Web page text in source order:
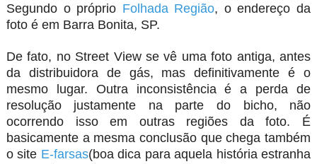
Segundo o próprio Folhada Região, o endereço da
foto é em Barra Bonita, SP.
De fato, no Street View se vê uma foto antiga, antes
da distribuidora de gás, mas definitivamente é o
mesmo lugar. Outra inconsistência é a perda de
resolução justamente na parte do bicho, não
ocorrendo isso em outras regiões da foto. É
basicamente a mesma conclusão que chega também
o site E-farsas(boa dica para aquela história estranha